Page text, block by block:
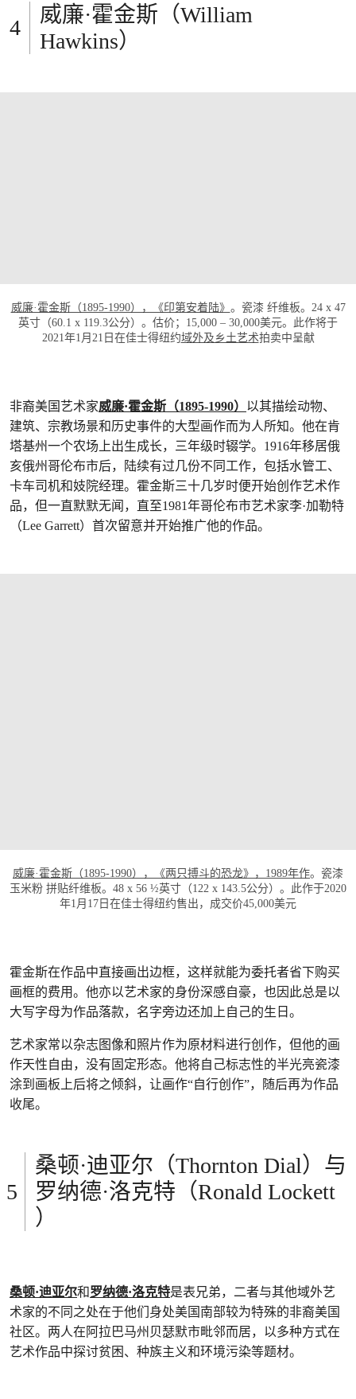
威廉·霍金斯（William
Hawkins）
威廉·霍金斯（1895-1990），《印第安着陆》 。瓷漆 纤维板。24 x 47
英寸（60.1 x 119.3公分）。估价；15,000 – 30,000美元。此作将于
2021年1月21日在佳士得纽约域外及乡土艺术拍卖中呈献
非裔美国艺术家威廉·霍金斯（1895-1990） 以其描绘动物、
建筑、宗教场景和历史事件的大型画作而为人所知。他在肯
塔基州一个农场上出生成长，三年级时辍学。1916年移居俄
亥俄州哥伦布市后，陆续有过几份不同工作，包括水管工、
卡车司机和妓院经理。霍金斯三十几岁时便开始创作艺术作
品，但一直默默无闻，直至1981年哥伦布市艺术家李·加勒特
（Lee Garrett）首次留意并开始推广他的作品。
威廉·霍金斯（1895-1990），《两只搏斗的恐龙》，1989年作。瓷漆
玉米粉 拼贴纤维板。48 x 56 ½英寸（122 x 143.5公分）。此作于2020
年1月17日在佳士得纽约售出，成交价45,000美元
霍金斯在作品中直接画出边框，这样就能为委托者省下购买
画框的费用。他亦以艺术家的身份深感自豪，也因此总是以
大写字母为作品落款，名字旁边还加上自己的生日。
艺术家常以杂志图像和照片作为原材料进行创作，但他的画
作天性自由，没有固定形态。他将自己标志性的半光亮瓷漆
涂到画板上后将之倾斜，让画作“自行创作”，随后再为作品
收尾。
桑顿·迪亚尔（Thornton Dial）与
罗纳德·洛克特（Ronald Lockett
）
桑顿·迪亚尔和罗纳德·洛克特是表兄弟，二者与其他域外艺
术家的不同之处在于他们身处美国南部较为特殊的非裔美国
社区。两人在阿拉巴马州贝瑟默市毗邻而居，以多种方式在
艺术作品中探讨贫困、种族主义和环境污染等题材。